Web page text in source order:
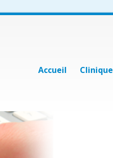
Accueil Clinique